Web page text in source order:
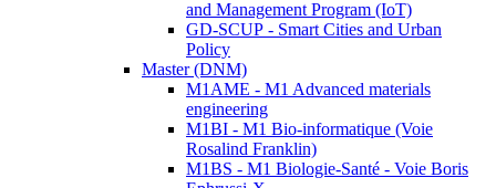
and Management Program (IoT)
GD-SCUP - Smart Cities and Urban
Policy
Master (DNM)
M1AME - M1 Advanced materials
engineering
M1BI - M1 Bio-informatique (Voie
Rosalind Franklin)
M1BS - M1 Biologie-Santé - Voie Boris